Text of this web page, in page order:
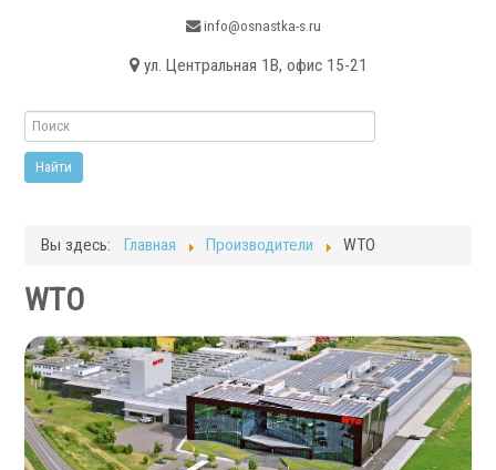
info@osnastka-s.ru
ул. Центральная 1В, офис 15-21
Токарные станки
Фрезерные станки
Плоскошлифовальные станки
Запчасти для станков
Токарная оснастка
Вы здесь: Главная Производители WTO
WTO